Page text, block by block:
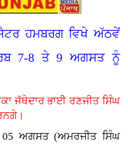
ਹਮਬਰਗ ਵਿਖੇ ਅੱਠਵੇਂ
7-8 ਤੇ 9 ਅਗਸਤ ਨੂੰ
ਜੱਥੇਦਾਰ ਭਾਈ ਰਣਜੀਤ ਸਿੰਘ
ਅਗਸਤ (ਅਮਰਜੀਤ ਸਿੰਘ